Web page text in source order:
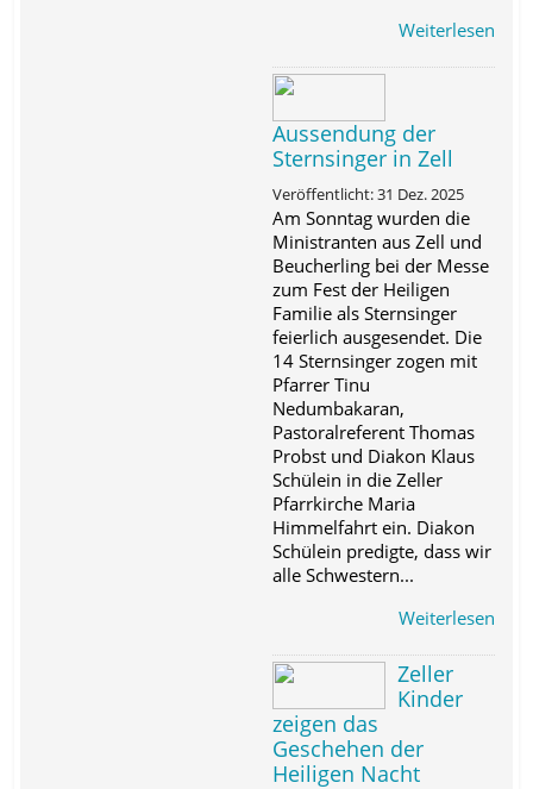
Weiterlesen
Aussendung der
Sternsinger in Zell
Veröffentlicht: 31 Dez. 2025
Am Sonntag wurden die
Ministranten aus Zell und
Beucherling bei der Messe
zum Fest der Heiligen
Familie als Sternsinger
feierlich ausgesendet. Die
14 Sternsinger zogen mit
Pfarrer Tinu
Nedumbakaran,
Pastoralreferent Thomas
Probst und Diakon Klaus
Schülein in die Zeller
Pfarrkirche Maria
Himmelfahrt ein. Diakon
Schülein predigte, dass wir
alle Schwestern...
Weiterlesen
Zeller
Kinder
zeigen das
Geschehen der
Heiligen Nacht